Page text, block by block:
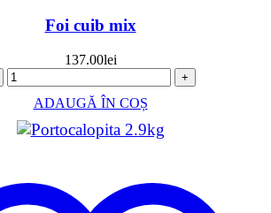
Foi cuib mix
137.00lei
+
ADAUGĂ ÎN COȘ